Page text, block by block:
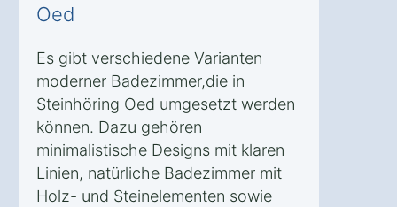
Oed
Es gibt verschiedene Varianten
moderner Badezimmer,die in
Steinhöring Oed umgesetzt werden
können. Dazu gehören
minimalistische Designs mit klaren
Linien, natürliche Badezimmer mit
Holz- und Steinelementen sowie